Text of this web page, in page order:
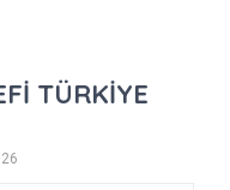
TÜRKİYE